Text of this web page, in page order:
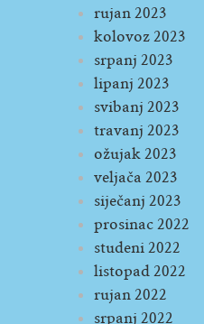
rujan 2023
kolovoz 2023
srpanj 2023
lipanj 2023
svibanj 2023
travanj 2023
ožujak 2023
veljača 2023
siječanj 2023
prosinac 2022
studeni 2022
listopad 2022
rujan 2022
srpanj 2022